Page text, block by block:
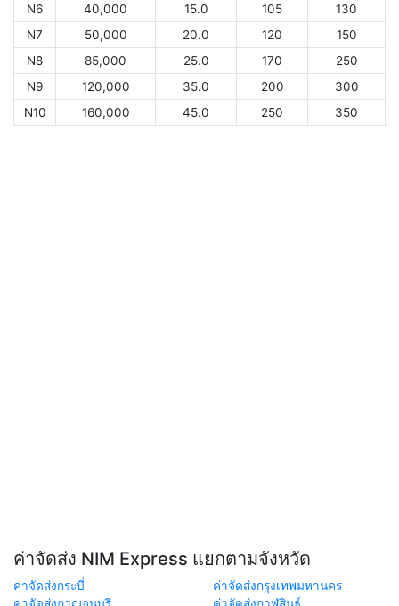
N6
40,000 15.0 105
130
N7
50,000 20.0 120
150
N8
85,000 25.0 170
250
N9
120,000 35.0 200
300
N10
160,000 45.0 250 350
ค่าจัดส่ง NIM Express แยกตามจังหวัด
ค่าจัดส่งกระบี่
ค่าจัดส่งกรุงเทพมหานคร
ค่าจัดส่งกาญจนบุรี
ค่าจัดส่งกาฬสินธุ์